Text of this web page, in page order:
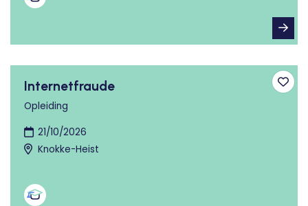
Internetfraude
Opleiding
21/10/2026
Knokke-Heist